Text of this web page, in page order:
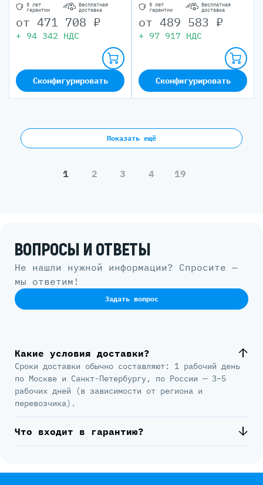
5 лет
гарантии
Бесплатная
доставка
от 471 708 ₽
+ 94 342 НДС
Сконфигурировать
5 лет
гарантии
Бесплатная
доставка
от 489 583 ₽
+ 97 917 НДС
Сконфигурировать
Показать ещё
1 2 3 4 19
ВОПРОСЫ И ОТВЕТЫ
Не нашли нужной информации? Спросите —
мы ответим!
Задать вопрос
Какие условия доставки?
Сроки доставки обычно составляют: 1 рабочий день
по Москве и Санкт-Петербургу, по России — 3–5
рабочих дней (в зависимости от региона и
перевозчика).
Что входит в гарантию?